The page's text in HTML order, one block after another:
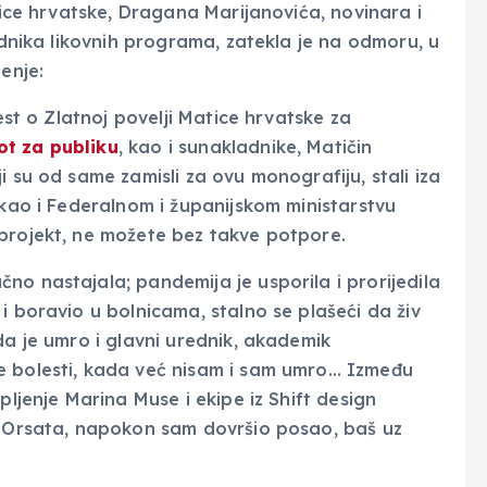
hrvatske, Dragana Marijanovića, novinara i
likovnih programa, zatekla je na odmoru, u
o Zlatnoj povelji Matice hrvatske za
za publiku, kao i sunakladnike, Matičin
od same zamisli za ovu monografiju, stali iza
i Federalnom i županijskom ministarstvu
ne možete bez takve potpore.
nastajala; pandemija je usporila i prorijedila
u bolnicama, stalno se plašeći da živ
je umro i glavni urednik, akademik
bolesti, kada već nisam i sam umro… Između
Marina Muse i ekipe iz Shift design
napokon sam dovršio posao, baš uz